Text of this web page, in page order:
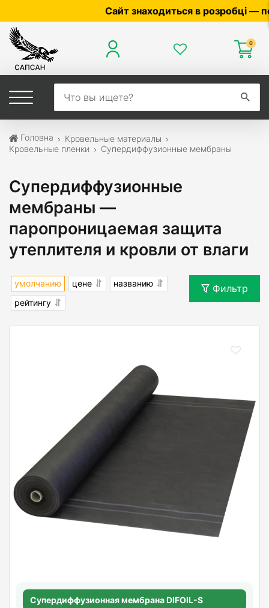
Сайт знаходиться в розробці — по
0
Головна
Кровельные материалы
Кровельные пленки
Супердиффузионные мембраны
Супердиффузионные
мембраны —
паропроницаемая защита
утеплителя и кровли от влаги
умолчанию цене
названию
рейтингу
Фильтр
Супердиффузионная мембрана DIFOIL-S